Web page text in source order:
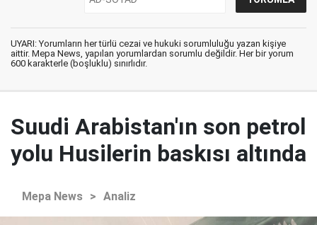
UYARI: Yorumların her türlü cezai ve hukuki sorumluluğu yazan kişiye
aittir. Mepa News, yapılan yorumlardan sorumlu değildir. Her bir yorum
600 karakterle (boşluklu) sınırlıdır.
Suudi Arabistan'ın son petrol
yolu Husilerin baskısı altında
Mepa News > Analiz